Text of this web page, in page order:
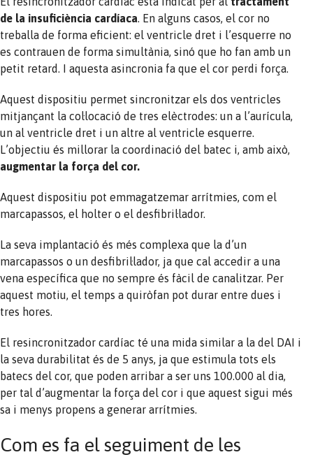
de la insuficiència cardíaca . En alguns casos, el cor no
treballa de forma eficient: el ventricle dret i l’esquerre no
es contrauen de forma simultània, sinó que ho fan amb un
petit retard. I aquesta asincronia fa que el cor perdi força.
Aquest dispositiu permet sincronitzar els dos ventricles
mitjançant la col·locació de tres elèctrodes: un a l’aurícula,
un al ventricle dret i un altre al ventricle esquerre.
L’objectiu és millorar la coordinació del batec i, amb això,
augmentar la força del cor.
Aquest dispositiu pot emmagatzemar arrítmies, com el
marcapassos, el holter o el desfibril·lador.
La seva implantació és més complexa que la d’un
marcapassos o un desfibril·lador, ja que cal accedir a una
vena específica que no sempre és fàcil de canalitzar. Per
aquest motiu, el temps a quiròfan pot durar entre dues i
tres hores.
El resincronitzador cardíac té una mida similar a la del DAI i
la seva durabilitat és de 5 anys, ja que estimula tots els
batecs del cor, que poden arribar a ser uns 100.000 al dia,
per tal d’augmentar la força del cor i que aquest sigui més
sa i menys propens a generar arrítmies.
Com es fa el seguiment de les